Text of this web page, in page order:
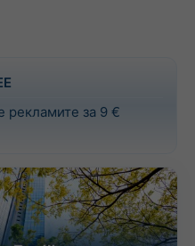
рекламите за 9 €